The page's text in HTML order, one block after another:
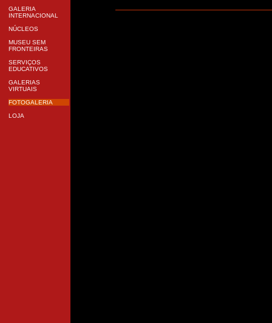
GALERIA
INTERNACIONAL
NÚCLEOS
MUSEU SEM
FRONTEIRAS
SERVIÇOS
EDUCATIVOS
GALERIAS
VIRTUAIS
FOTOGALERIA
LOJA